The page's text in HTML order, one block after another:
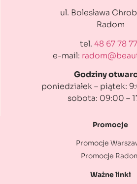
ul. Bolesława
Radom
tel. 48 67 78
e-mail:
Godziny
poniedziałek – piątek:
sobota: 09:00 –
Promocje
Promocje
Promocje
Ważne linki